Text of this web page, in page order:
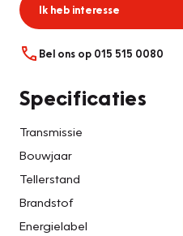
Ik heb interesse
Bel ons op 015 515 0080
Specificaties
Transmissie
Bouwjaar
Tellerstand
Brandstof
Energielabel